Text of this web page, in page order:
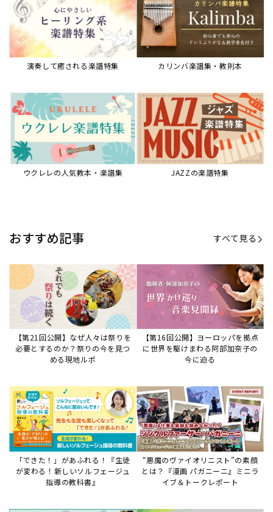
演奏して癒される楽譜特集 カリンバ楽譜集・教則本
ウクレレの人気教本・楽譜集 JAZZの楽譜特集
おすすめ記事 すべて見る
【第21回公開】なぜ人々は祭りを
必要とするのか？祭りの今を見つ
める現地ルポ
【第16回公開】ヨーロッパを拠点
に世界を駆けまわる阿部加奈子の
今に迫る
「できた！」があふれる！『生徒
が変わる！新しいソルフェージュ
指導の教科書』
“悪魔のヴァイオリニスト”の素顔
とは？『漫画 パガニーニ』ミニラ
イブ＆トークレポート